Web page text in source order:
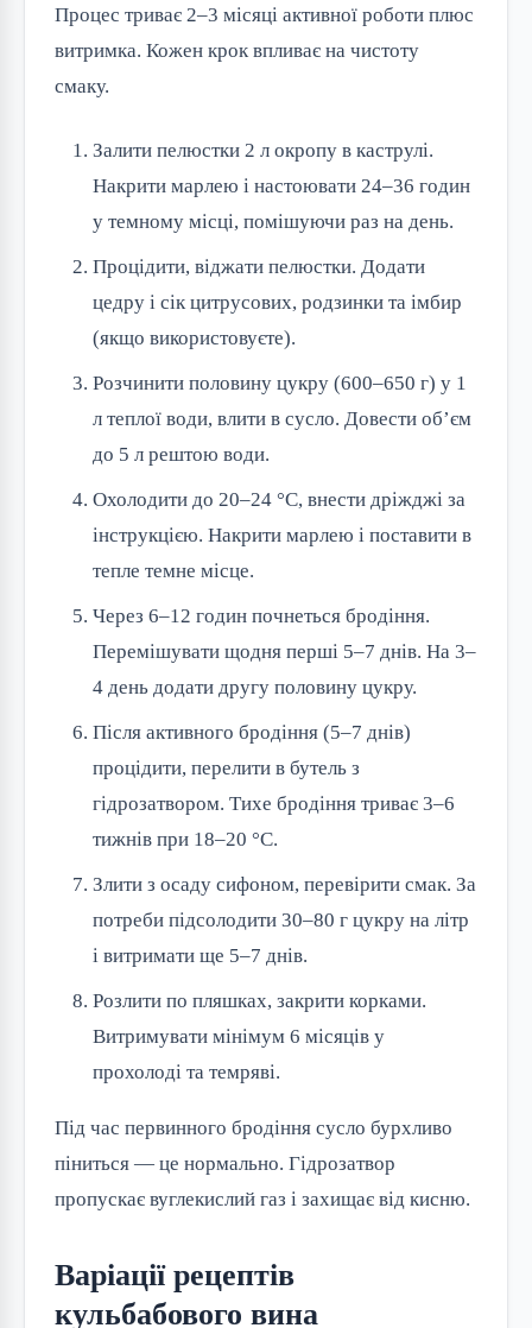
Процес триває 2–3 місяці активної роботи плюс
витримка. Кожен крок впливає на чистоту
смаку.
Залити пелюстки 2 л окропу в каструлі.
Накрити марлею і настоювати 24–36 годин
у темному місці, помішуючи раз на день.
Процідити, віджати пелюстки. Додати
цедру і сік цитрусових, родзинки та імбир
(якщо використовуєте).
Розчинити половину цукру (600–650 г) у 1
л теплої води, влити в сусло. Довести об’єм
до 5 л рештою води.
Охолодити до 20–24 °C, внести дріжджі за
інструкцією. Накрити марлею і поставити в
тепле темне місце.
Через 6–12 годин почнеться бродіння.
Перемішувати щодня перші 5–7 днів. На 3–
4 день додати другу половину цукру.
Після активного бродіння (5–7 днів)
процідити, перелити в бутель з
гідрозатвором. Тихе бродіння триває 3–6
тижнів при 18–20 °C.
Злити з осаду сифоном, перевірити смак. За
потреби підсолодити 30–80 г цукру на літр
і витримати ще 5–7 днів.
Розлити по пляшках, закрити корками.
Витримувати мінімум 6 місяців у
прохолоді та темряві.
Під час первинного бродіння сусло бурхливо
піниться — це нормально. Гідрозатвор
пропускає вуглекислий газ і захищає від кисню.
Варіації рецептів
кульбабового вина